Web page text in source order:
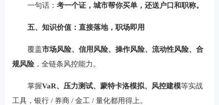
一句话： 考一个证，城市帮你买单，还送户口和职称。
五、知识价值：直接落地，职场即用
覆盖市场风险、信用风险、操作风险、流动性风险、合
规风险，全链条风控能力。
掌握VaR、压力测试、蒙特卡洛模拟、风控建模等实战
工具，银行 / 券商 / 金工 / 量化都用得上。